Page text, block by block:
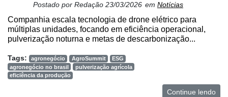
Postado por Redação 23/03/2026 em Notícias
Companhia escala tecnologia de drone elétrico para
múltiplas unidades, focando em eficiência operacional,
pulverização noturna e metas de descarbonização...
Tags: agronegócio AgroSummit
ESG
agronegócio no brasil
pulverização agrícola
eficiência da produção
Continue lendo